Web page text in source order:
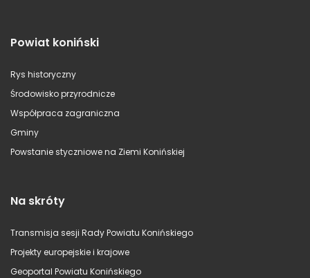
Powiat koniński
Rys historyczny
Środowisko przyrodnicze
Współpraca zagraniczna
Gminy
Powstanie styczniowe na Ziemi Konińskiej
Na skróty
Transmisja sesji Rady Powiatu Konińskiego
Projekty europejskie i krajowe
Geoportal Powiatu Konińskiego